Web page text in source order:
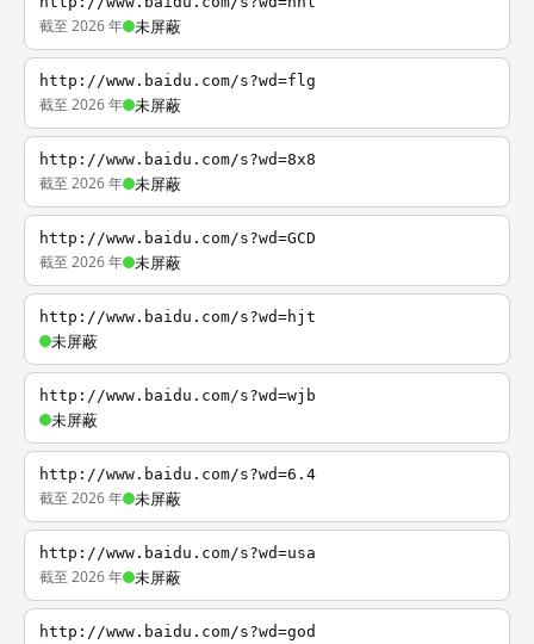
截至 2026 年 未屏蔽
http://www.baidu.com/s?wd=flg
截至 2026 年 未屏蔽
http://www.baidu.com/s?wd=8x8
截至 2026 年 未屏蔽
http://www.baidu.com/s?wd=GCD
截至 2026 年 未屏蔽
http://www.baidu.com/s?wd=hjt
未屏蔽
http://www.baidu.com/s?wd=wjb
未屏蔽
http://www.baidu.com/s?wd=6.4
截至 2026 年 未屏蔽
http://www.baidu.com/s?wd=usa
截至 2026 年 未屏蔽
http://www.baidu.com/s?wd=god